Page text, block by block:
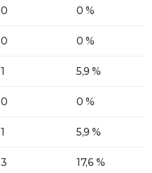
0 0 %
0 0 %
1 5,9 %
0 0 %
1 5,9 %
3 17,6 %